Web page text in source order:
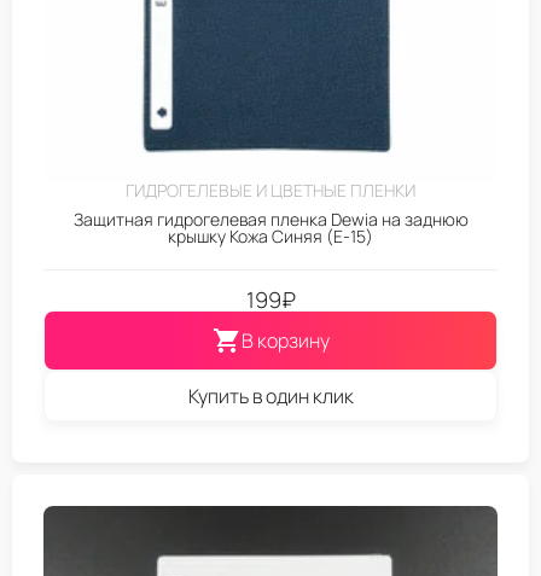
ГИДРОГЕЛЕВЫЕ И ЦВЕТНЫЕ ПЛЕНКИ
Защитная гидрогелевая пленка Dewia на заднюю
крышку Кожа Синяя (E-15)
199₽
В корзину
Купить в один клик